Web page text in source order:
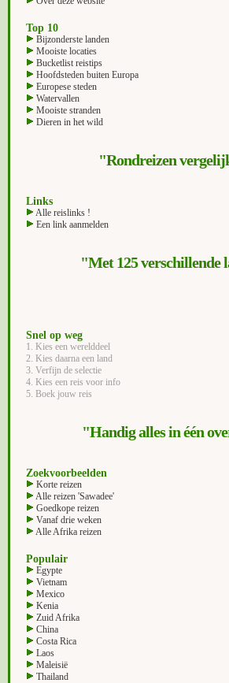
Top 10
Bijzonderste landen
Mooiste locaties
Bucketlist reistips
Hoofdsteden buiten Europa
Europese steden
Watervallen
Mooiste stranden
Dieren in het wild
"Rondreizen
Links
Alle reislinks !
Een link aanmelden
"Met 125 verschillende
Snel op weg
1. Kies een werelddeel
2. Kies daarna een land
3. Verfijn de selectie
4. Kies een reis voor info
5. Boek jouw reis
"Handig alles in één
Zoekvoorbeelden
Korte reizen
Alle reizen 'Sawadee'
Goedkope reizen
Vanaf drie weken
Alle Afrika reizen
Populair
Egypte
Vietnam
Mexico
Kenia
Zuid Afrika
China
Costa Rica
Laos
Maleisië
Thailand